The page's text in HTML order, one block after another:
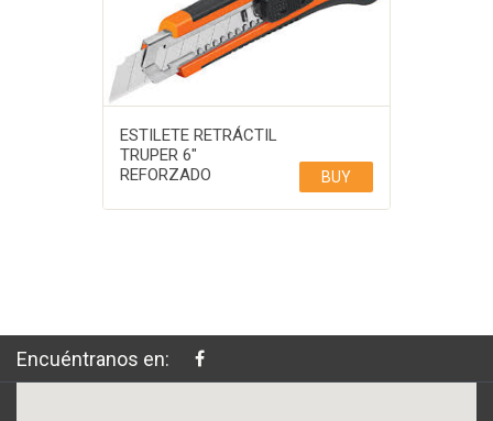
ESTILETE RETRÁCTIL
TRUPER 6″
REFORZADO
BUY
Encuéntranos en: